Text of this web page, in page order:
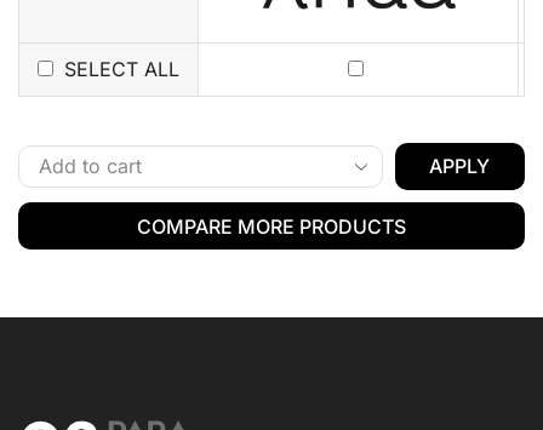
SELECT ALL
APPLY
COMPARE MORE PRODUCTS